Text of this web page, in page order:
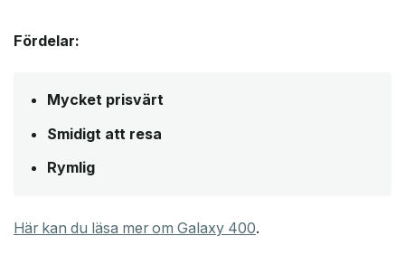
Fördelar:
Mycket prisvärt
Smidigt att resa
Rymlig
Här kan du läsa mer om Galaxy 400.